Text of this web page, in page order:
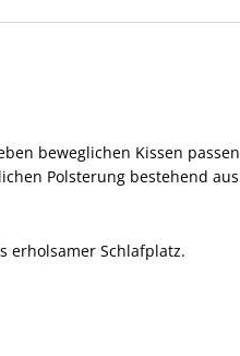
beweglichen Kissen passen
Polsterung bestehend aus
erholsamer Schlafplatz.